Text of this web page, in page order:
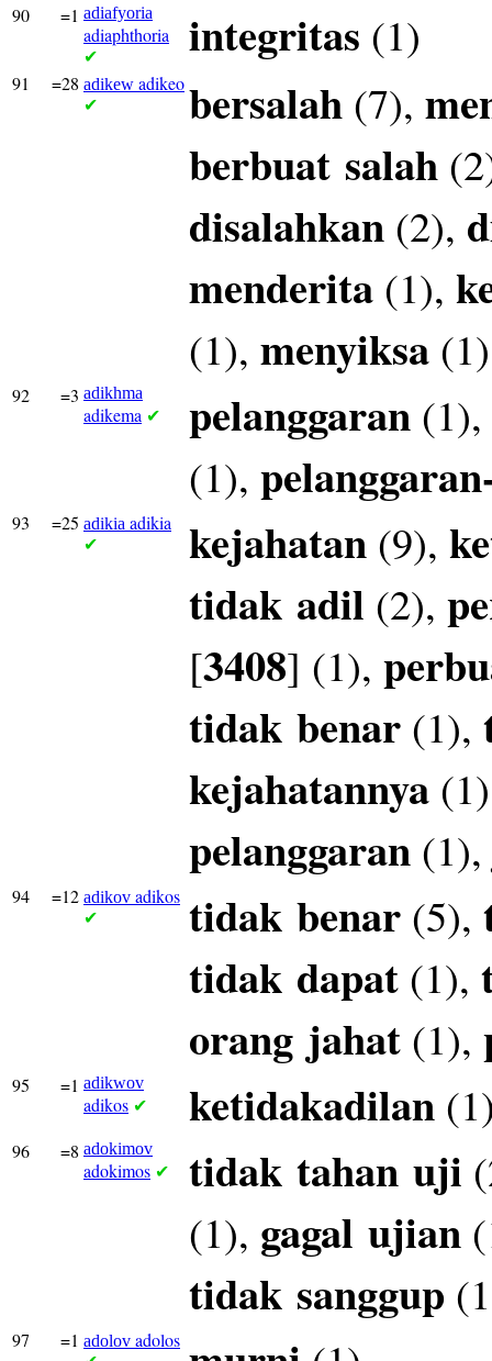
90 =1 adiafyoria
adiaphthoria
✔ integritas (1)
91 =28 adikew adikeo
✔ bersalah (7),
berbuat salah
disalahkan (2),
menderita (1),
(1), menyiksa
92 =3 adikhma
adikema ✔ pelanggaran (1),
(1),
93 =25 adikia adikia
✔ kejahatan (9),
tidak adil (2),
[3408] (1),
tidak benar (1),
kejahatannya
pelanggaran (1),
94 =12 adikov adikos
✔ tidak benar (5),
tidak dapat (1),
orang jahat (1),
95 =1 adikwov
adikos ✔ ketidakadilan
96 =8 adokimov
adokimos ✔ tidak tahan uji
(1), gagal ujian
tidak sanggup
97 =1 adolov adolos